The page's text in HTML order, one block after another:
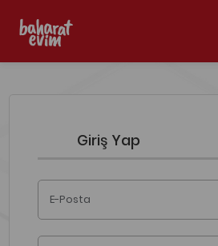
Giriş Yap
E-Posta